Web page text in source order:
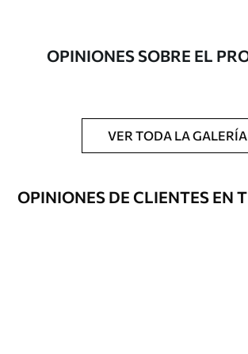
Adicionalmente
Disponible con
esponja suave. Los
recubrimiento de barniz
Método de
Hasta 360 cm de
OPINIONES SOBRE EL
VER TODA LA GALERÍA
OPINIONES DE CLIENTES EN